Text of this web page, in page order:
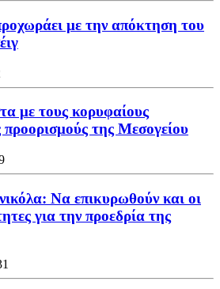
με την απόκτηση του
με τους κορυφαίους
της Μεσογείου
Να επικυρωθούν και οι
για την προεδρία της